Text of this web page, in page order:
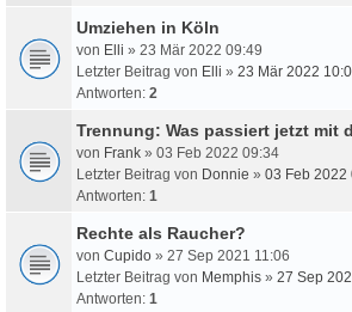
Umziehen in Köln
von Elli » 23 Mär 2022 09:49
Letzter Beitrag von Elli » 23 Mär 2022
Antworten: 2
Trennung: Was passiert jetzt mit
von Frank » 03 Feb 2022 09:34
Letzter Beitrag von Donnie » 03 Feb 2022
Antworten: 1
Rechte als Raucher?
von Cupido » 27 Sep 2021 11:06
Letzter Beitrag von Memphis » 27 Sep
Antworten: 1